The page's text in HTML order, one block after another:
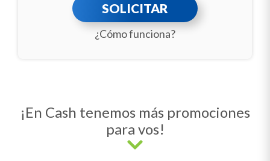
SOLICITAR
¿Cómo funciona?
¡En Cash tenemos más promociones
para vos!